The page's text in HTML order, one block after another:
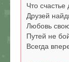
Что счастье
Друзей
Любовь
Путей не
Всегда